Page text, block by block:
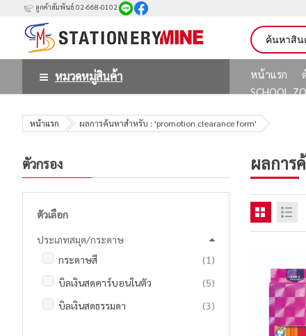
ลูกค้าสัมพันธ์ 02-668-0102
หมวดหมู่สินค้า หน้าแรก
SCHOOL
หน้าแรก ผลการค้นหาสำหรับ : 'promotion clearance form'
ผลการ
ตัวกรอง
ตัวเลือก
ประเภทสมุด/กระดาษ
กระดาษสี
1 ชิ้น
บิลเงินสดคาร์บอนในตัว
5รายการ
บิลเงินสดธรรมดา
3รายการ